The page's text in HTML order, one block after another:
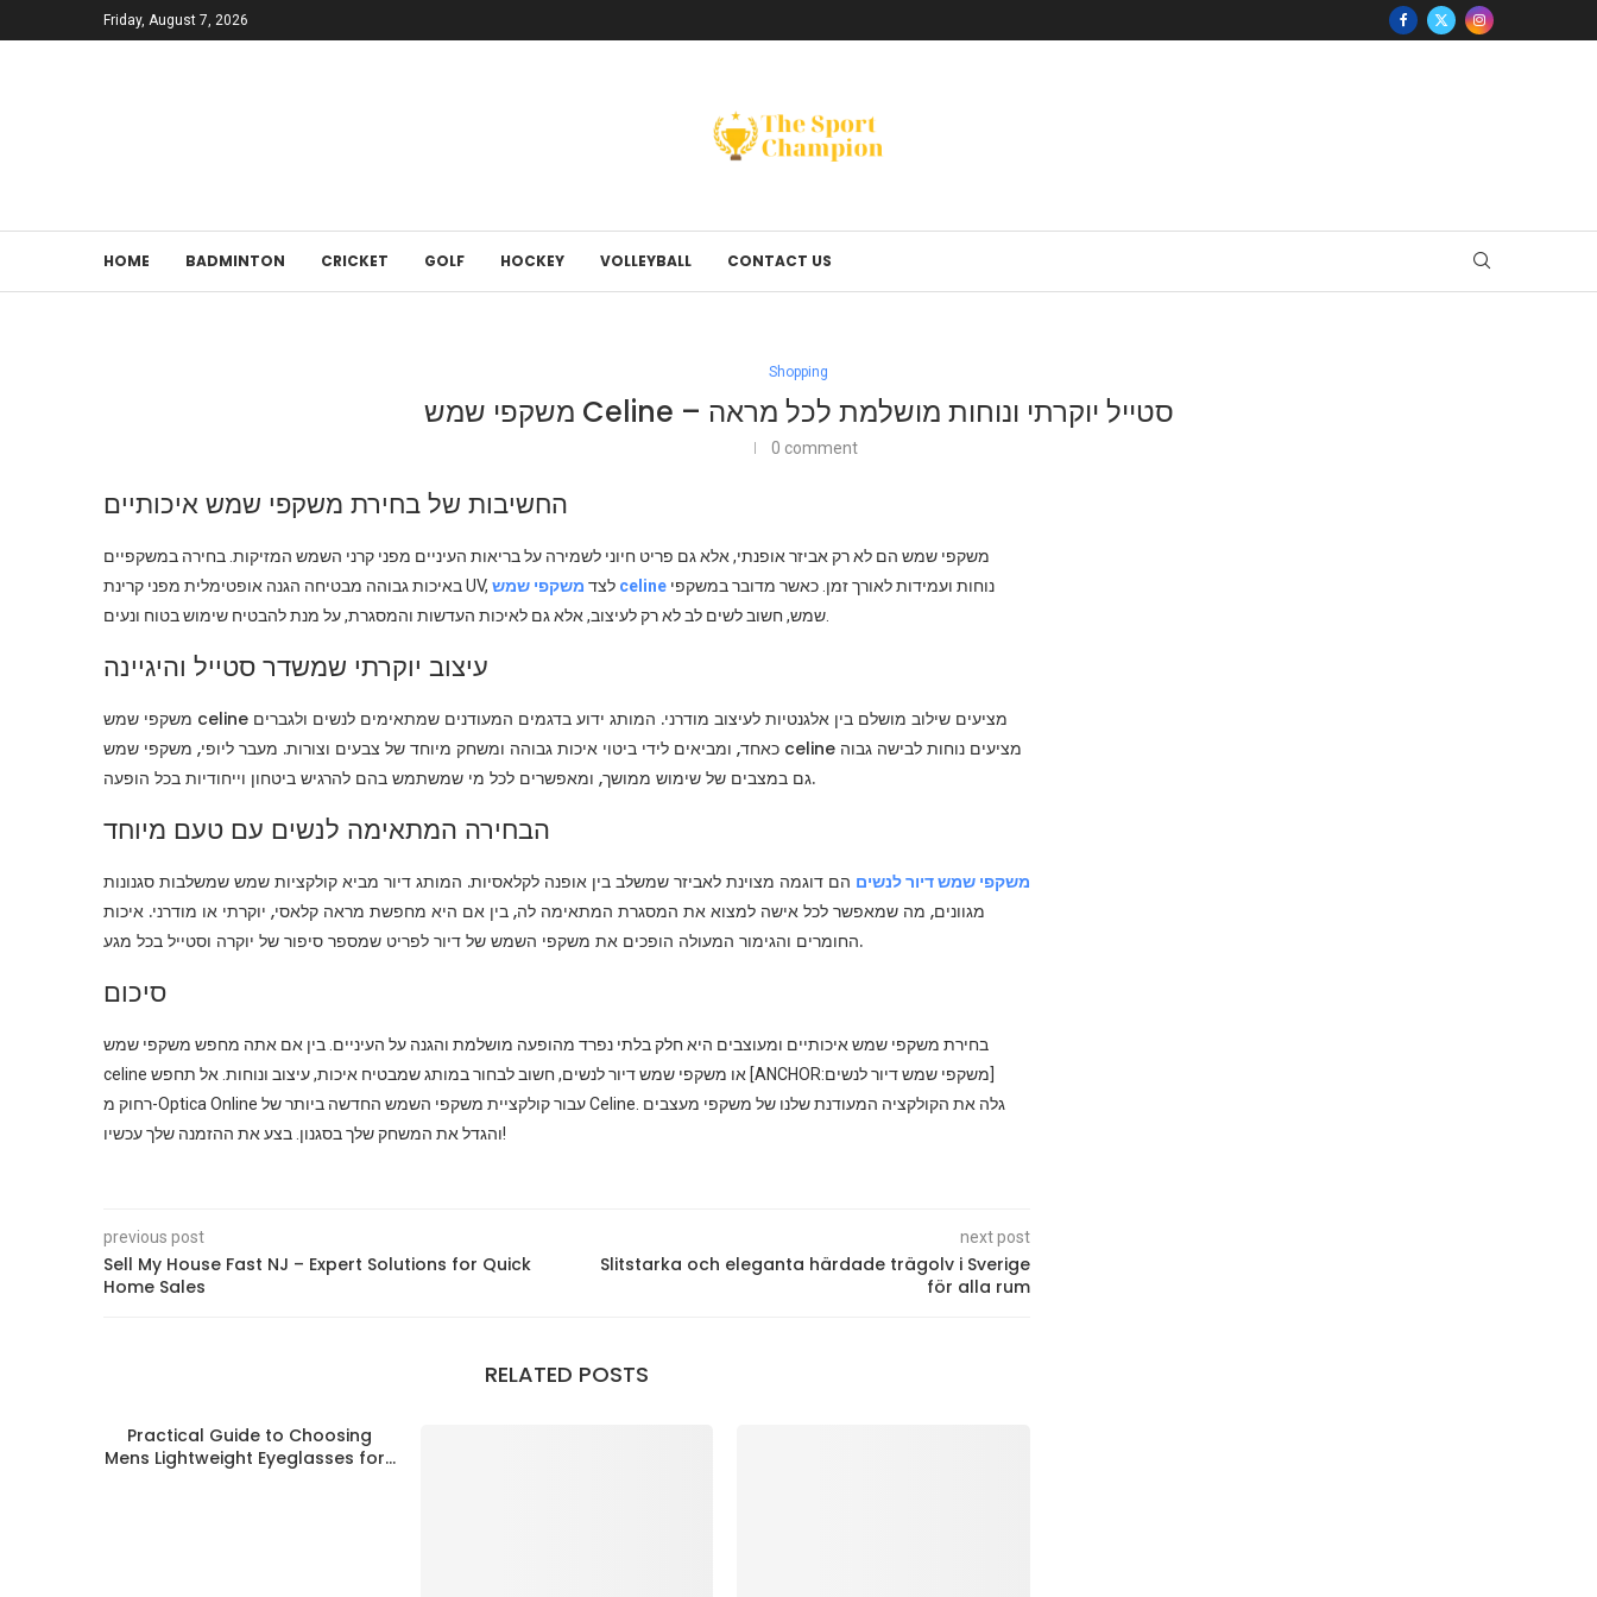
Friday, August 7, 2026
HOME BADMINTON CRICKET GOLF HOCKEY VOLLEYBALL CONTACT US
Shopping
משקפי שמש Celine – סטייל יוקרתי ונוחות מושלמת לכל מראה
0 comment
החשיבות של בחירת משקפי שמש איכותיים
משקפי שמש הם לא רק אביזר אופנתי, אלא גם פריט חיוני לשמירה על בריאות העיניים מפני קרני השמש המזיקות. בחירה במשקפיים
באיכות גבוהה מבטיחה הגנה אופטימלית מפני קרינת UV, לצד משקפי שמש celine
עיצוב יוקרתי שמשדר סטייל והיגיינה
משקפי שמש celine מציעים שילוב מושלם בין אלגנטיות לעיצוב מודרני. המותג ידוע בדגמים המעודנים שמתאימים לנשים ולגברים
כאחד, ומביאים לידי ביטוי איכות גבוהה ומשחק מיוחד של צבעים וצורות. מעבר ליופי, משקפי שמש celine מציעים נוחות לבישה גבוה
גם במצבים של שימוש ממושך, ומאפשרים לכל מי שמשתמש בהם להרגיש ביטחון וייחודיות בכל הופעה.
הבחירה המתאימה לנשים עם טעם מיוחד
משקפי שמש דיור לנשים הם דוגמה מצוינת לאביזר שמשלב בין אופנה לקלאסיות. המותג דיור מביא קולקציות שמש שמשלבות סגנונות
מגוונים, מה שמאפשר לכל אישה למצוא את המסגרת המתאימה לה, בין אם היא מחפשת מראה קלאסי, יוקרתי או מודרני. איכות
החומרים והגימור המעולה הופכים את משקפי השמש של דיור לפריט שמספר סיפור של יוקרה וסטייל בכל מגע.
סיכום
בחירת משקפי שמש איכותיים ומעוצבים היא חלק בלתי נפרד מהופעה מושלמת והגנה על העיניים. בין אם אתה מחפש משקפי שמש
celine או משקפי שמש דיור לנשים, חשוב לבחור במותג שמבטיח איכות, עיצוב ונוחות. אל תחפש [ANCHOR:משקפי שמש דיור לנשים]
רחוק מ-Optica Online עבור קולקציית משקפי השמש החדשה ביותר של Celine. גלה את הקולקציה המעודנת שלנו של משקפי מעצבים
והגדל את המשחק שלך בסגנון. בצע את ההזמנה שלך עכשיו!
previous post
Sell My House Fast NJ – Expert Solutions for Quick
Home Sales
next post
Slitstarka och eleganta härdade trägolv i Sverige
för alla rum
RELATED POSTS
Practical Guide to Choosing
Mens Lightweight Eyeglasses for...